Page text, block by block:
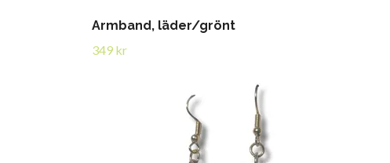
Armband, läder/grönt
349 kr